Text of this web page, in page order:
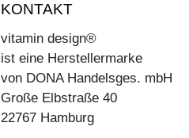
KONTAKT
vitamin design®
ist eine Herstellermarke
von DONA Handelsges. mbH
Große Elbstraße 40
22767 Hamburg